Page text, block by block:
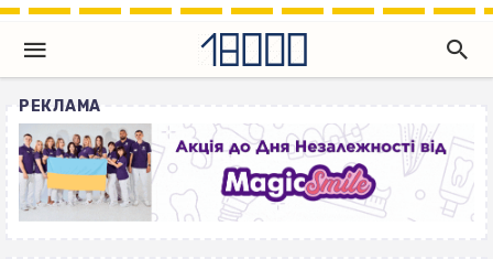
РЕКЛАМА